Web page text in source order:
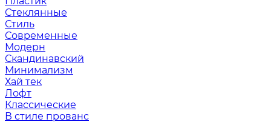
Стеклянные
Стиль
Современные
Модерн
Скандинавский
Минимализм
Хай тек
Лофт
Классические
В стиле прованс